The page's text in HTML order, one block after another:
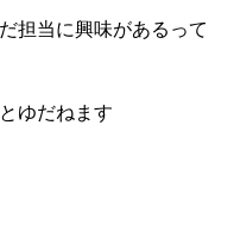
担当に興味があるって
ゆだねます